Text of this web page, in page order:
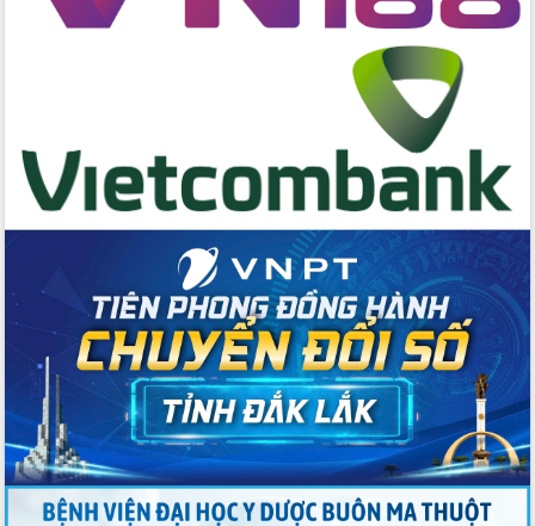
trong phòng chống tảo hôn và hôn
nhân cận huyết thống
gian phát triển mới
Hội nghị chia sẻ kinh nghiệm, chuyển
giao kỹ thuật y tế, định hướng phát
Chuyển đổi số mở ra không gian phát
triển trong lĩnh vực văn hóa, du lịch
Công bố quyết định của Ban Thường
vụ Tỉnh ủy về công tác cán bộ.
Thủ tướng Phạm Minh Chính: Khẩn
trương tái thiết cuộc sống người dân
sau thiên tai
Tập trung nâng cao chất lượng, tổ
chức sản xuất sầu riêng theo hướng
bền vững